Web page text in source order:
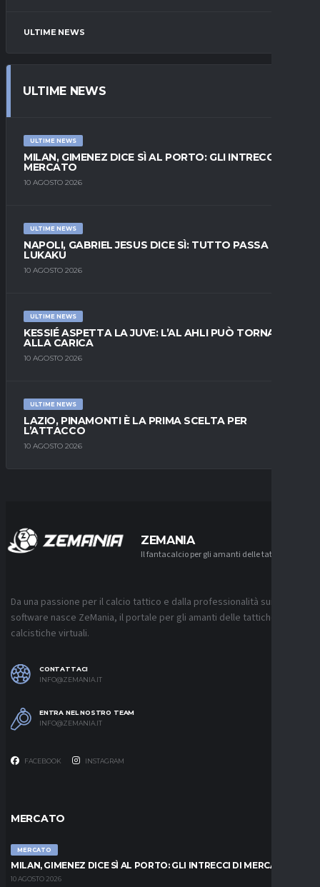
ULTIME NEWS
ULTIME NEWS
ULTIME NEWS
MILAN, GIMENEZ DICE SÌ AL PORTO: GLI INTRECCI DI
MERCATO
10 AGOSTO 2026
ULTIME NEWS
NAPOLI, GABRIEL JESUS DICE SÌ: TUTTO PASSA DA
LUKAKU
10 AGOSTO 2026
ULTIME NEWS
KESSIÉ ASPETTA LA JUVE: L’AL AHLI PUÒ TORNARE
ALLA CARICA
10 AGOSTO 2026
ULTIME NEWS
LAZIO, PINAMONTI È LA PRIMA SCELTA PER
L’ATTACCO
10 AGOSTO 2026
ZEMANIA
Il fantacalcio per gli amanti delle tattiche
Da una passione per il calcio tattico e dalla professionalità sui
software nasce ZeMania, il portale per gli amanti delle tattiche
calcistiche virtuali.
CONTATTACI
INFO@ZEMANIA.IT
ENTRA NEL NOSTRO TEAM
INFO@ZEMANIA.IT
FACEBOOK INSTAGRAM
MERCATO
MERCATO
MILAN, GIMENEZ DICE SÌ AL PORTO: GLI INTRECCI DI MERCATO
10 AGOSTO 2026